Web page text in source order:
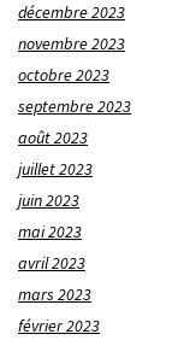
décembre 2023
novembre 2023
octobre 2023
septembre 2023
août 2023
juillet 2023
juin 2023
mai 2023
avril 2023
mars 2023
février 2023